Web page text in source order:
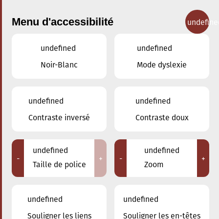
Concerts
Adresse
Menu d'accessibilité
undefined
Noir-Blanc
undefined
Mode dyslexie
undefined
Contraste inversé
undefined
Contraste doux
-
undefined
Taille de police
+ -
undefined
Zoom
+
undefined
Souligner les liens
undefined
Souligner les en-têtes